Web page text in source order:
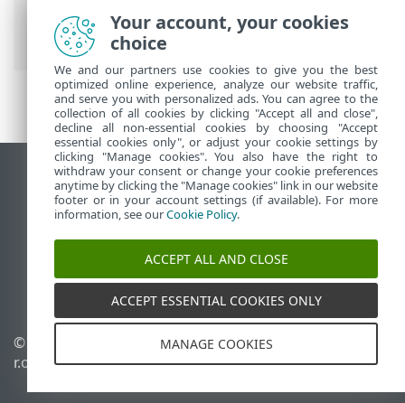
Optimizacija> Android korisnici > Mobilni
podaci su deaktivirani
Prikaži lokaciju za računare
End of Life
ESET Forum
ESET baza znanja
ESET Status Portal
Regionalna podrška
© 1992 - 2026 ESET, spol. s
r.o. - Sva prava zadržana.
Upravljanje kolačićima
Smernice u vezi sa
Your account, your cookies
choice
We and our partners use cookies to give you the best
optimized online experience, analyze our website traffic,
and serve you with personalized ads. You can agree to the
collection of all cookies by clicking "Accept all and close",
decline all non-essential cookies by choosing "Accept
essential cookies only", or adjust your cookie settings by
clicking "Manage cookies". You also have the right to
withdraw your consent or change your cookie preferences
anytime by clicking the "Manage cookies" link in our website
footer or in your account settings (if available). For more
information, see ourCookie Policy.
ACCEPT ALL AND CLOSE
ACCEPT ESSENTIAL COOKIES ONLY
MANAGE COOKIES